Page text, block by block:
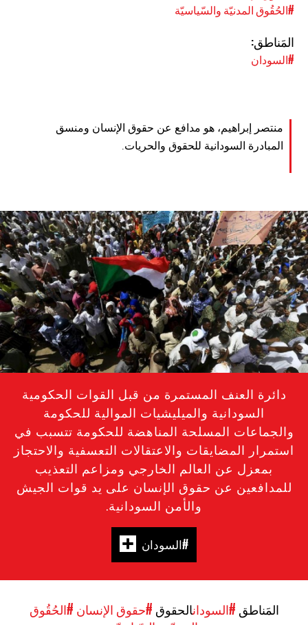
#الحُقُوق المدنيّة والسّياسيّة
المَناطق:
#السودان
منتصر إبراهيم، هو مدافع عن حقوق الإنسان ومنسق
المبادرة السودانية للحقوق والحريات.
sudan_protest_2.jpg
دائرة العنف المستمرة من قبل القوات الحكومية
السودانية والميليشيات الموالية للحكومة
والجماعات المسلحة المناهضة للحكومة تتسبب في
استمرار المضايقات والاعتقالات التعسفية والاحتجاز
بمعزل عن العالم الخارجي ومزاعم التعذيب
للمدافعين عن حقوق الإنسان على يد قوات الجيش
والأمن السودانية.
#السودان
المَناطق #السودانالحقوق #حقوق الإنسان #الحُقُوق